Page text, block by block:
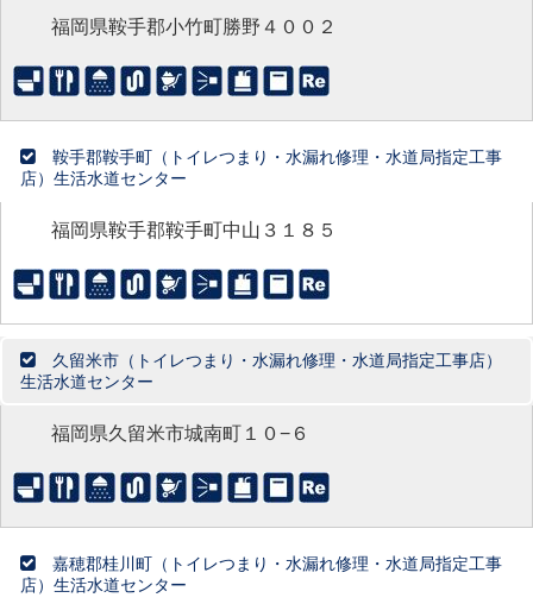
福岡県鞍手郡小竹町勝野４００２
鞍手郡鞍手町（トイレつまり・水漏れ修理・水道局指定工事
店）生活水道センター
福岡県鞍手郡鞍手町中山３１８５
久留米市（トイレつまり・水漏れ修理・水道局指定工事店）
生活水道センター
福岡県久留米市城南町１０−６
嘉穂郡桂川町（トイレつまり・水漏れ修理・水道局指定工事
店）生活水道センター